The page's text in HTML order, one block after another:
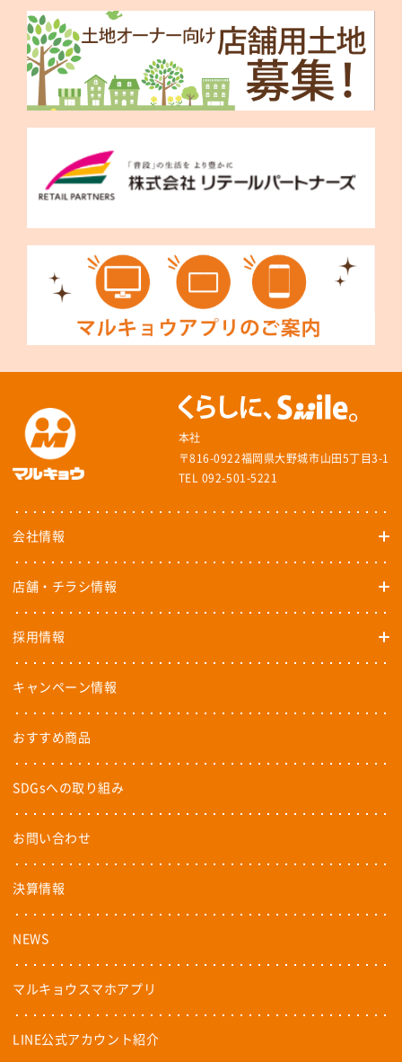
本社
〒816-0922福岡県大野城市山田5丁目3-1
TEL 092-501-5221
会社情報
店舗・チラシ情報
採用情報
キャンペーン情報
おすすめ商品
SDGsへの取り組み
お問い合わせ
決算情報
NEWS
マルキョウスマホアプリ
LINE公式アカウント紹介